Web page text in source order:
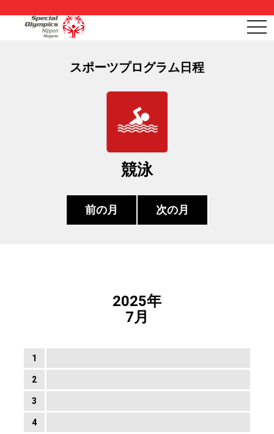
スポーツプログラム日程
競泳
前の月 次の月
2025年
7月
1
2
3
4